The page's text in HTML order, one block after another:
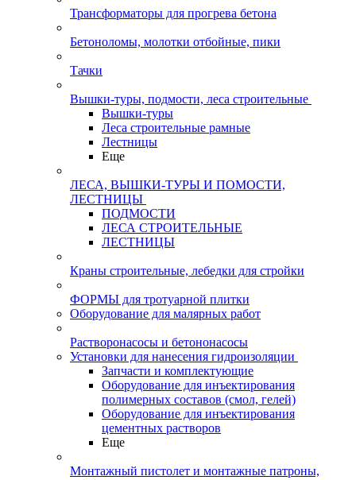
Трансформаторы для прогрева бетона
Бетоноломы, молотки отбойные, пики
Тачки
Вышки-туры, подмости, леса строительные
Вышки-туры
Леса строительные рамные
Лестницы
Еще
ЛЕСА, ВЫШКИ-ТУРЫ И ПОМОСТИ,
ЛЕСТНИЦЫ
ПОДМОСТИ
ЛЕСА СТРОИТЕЛЬНЫЕ
ЛЕСТНИЦЫ
Краны строительные, лебедки для стройки
ФОРМЫ для тротуарной плитки
Оборудование для малярных работ
Растворонасосы и бетононасосы
Установки для нанесения гидроизоляции
Запчасти и комплектующие
Оборудование для инъектирования
полимерных составов (смол, гелей)
Оборудование для инъектирования
цементных растворов
Еще
Монтажный пистолет и монтажные патроны,